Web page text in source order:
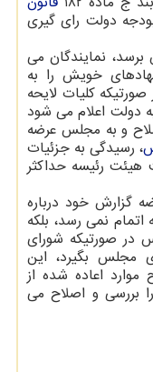
دولت رای گیری
نمایندگان می
مدت 10 روز پیشنهادهای خویش را به
کلیات لایحه
دولت اعلام می شود
لایحه را اصلاح و به مجلس عرضه
، رسیدگی به جزئیات
رئیسه حداکثر
گزارش خود درباره
نمی رسد، بلکه
در صورتیکه شورای
مجلس بگیرد، این
اعاده شده از
بررسی و اصلاح می